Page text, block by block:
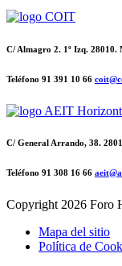
C/ Almagro 2. 1º Izq. 28010.
Teléfono 91 391 10 66
C/ General Arrando, 38.
Teléfono 91 308 16 66
Copyright2026 Foro
Mapa del sitio
Política de